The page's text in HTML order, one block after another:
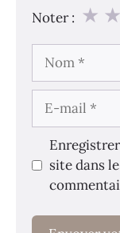
Noter : ★
★
mail
site dans